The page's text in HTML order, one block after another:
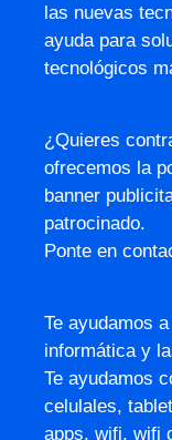
las nuevas
ayuda para
tecnológicos
¿Quieres
ofrecemos la
banner
patrocinado.
Ponte en
Te ayudamos
informática y
Te ayudamos
celulales,
apps, wifi, wifi